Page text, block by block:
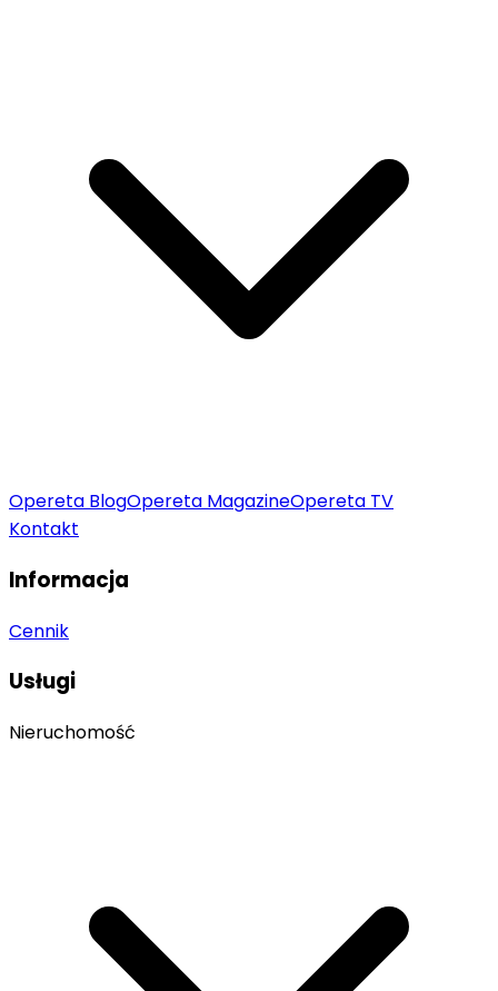
Opereta BlogOpereta MagazineOpereta TV
Kontakt
Informacja
Cennik
Usługi
Nieruchomość